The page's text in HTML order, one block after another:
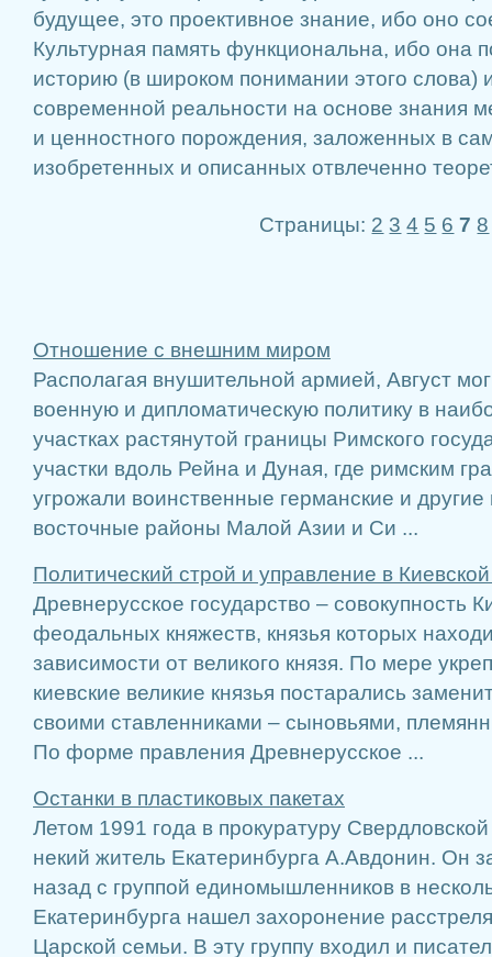
будущее, это проективное знание, ибо оно
Культурная память функциональна, ибо она
историю (в широком понимании этого слова)
современной реальности на основе знания
и ценностного порождения, заложенных в
изобретенных и описанных отвлеченно
Страницы: 2 3 4 5 6 7 8
Отношение с внешним миром
Располагая внушительной армией, Август
военную и дипломатическую политику в
участках растянутой границы Римского
участки вдоль Рейна и Дуная, где римским
угрожали воинственные германские и
восточные районы Малой Азии и Си ...
Политический строй и управление в
Древнерусское государство – совокупность
феодальных княжеств, князья которых
зависимости от великого князя. По мере
киевские великие князья постарались
своими ставленниками – сыновьями,
По форме правления Древнерусское ...
Останки в пластиковых пакетах
Летом 1991 года в прокуратуру
некий житель Екатеринбурга А.Авдонин. Он
назад с группой единомышленников в
Екатеринбурга нашел захоронение
Царской семьи. В эту группу входил и